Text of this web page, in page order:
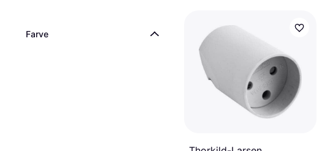
Farve